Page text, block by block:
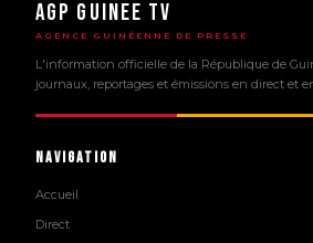
AGP GUINEE TV
AGENCE GUINÉENNE DE PRESSE
L'information officielle de la République de
journaux, reportages et émissions en direct et
Navigation
Accueil
Direct